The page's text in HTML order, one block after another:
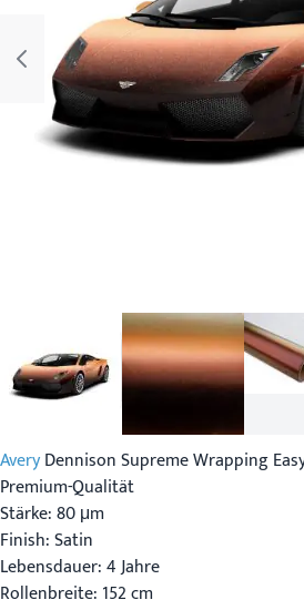
AveryDennison Supreme Wrapping
Premium-Qualität
Stärke: 80 μm
Finish: Satin
Lebensdauer: 4 Jahre
Rollenbreite: 152 cm